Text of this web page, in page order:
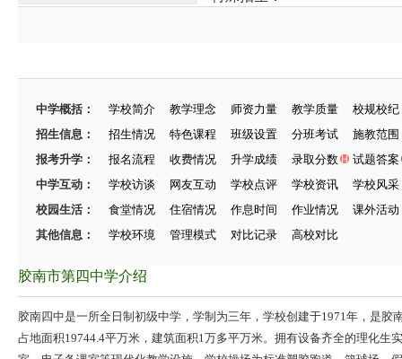
中学概括： 学校简介 教学理念 师资力量 教学质量
校规校纪
招生信息：
招生情况 特色课程 班级设置 分班考试
施教范围
报考升学：
报名流程 收费情况 升学成绩 录取分数
试题答案
中学互动：
学校访谈 网友互动 学校点评 学校资讯
学校风采
校园生活：
食堂情况 住宿情况 作息时间 作业情况
课外活动
其他信息：
学校环境 管理模式 对比记录 高校对比
胶南市第四中学介绍
胶南四中是一所全日制初级中学，学制为三年，学校创建于1971年，是胶
占地面积19744.4平万米，建筑面积1万多平万米。拥有设备齐全的理化生